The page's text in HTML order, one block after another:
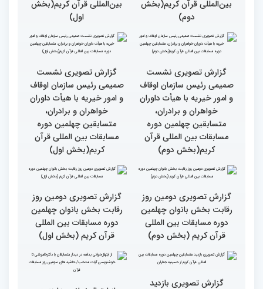
کتاب قرآن با قلب ما مرتبط
و قابل توصیف نیست
جزئیات سومین روز رقابت
بخش بانوان مسابقات
بین‌المللی قرآن کریم
گزارش تصویری سومین روز
رقابت بخش برادران
چهلمین دوره مسابقات
بین‌المللی قرآن کریم(بخش
دوم)
گزارش تصویری سومین روز
رقابت بخش برادران
چهلمین دوره مسابقات
بین‌المللی قرآن کریم(بخش
اول)
گزارش تصویری نشست
صمیمی رئیس سازمان اوقاف
و امور خیریه با هیأت داوران
خواهران و برادران،
متسابقین چهلمین دوره
مسابقات بین المللی قرآن
کریم(بخش دوم)
گزارش تصویری نشست
صمیمی رئیس سازمان اوقاف
و امور خیریه با هیأت داوران
خواهران و برادران،
متسابقین چهلمین دوره
مسابقات بین المللی قرآن